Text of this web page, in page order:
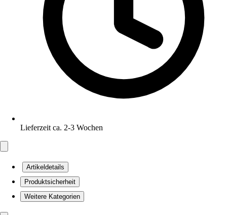
Lieferzeit ca. 2-3 Wochen
Artikeldetails
Produktsicherheit
Weitere Kategorien